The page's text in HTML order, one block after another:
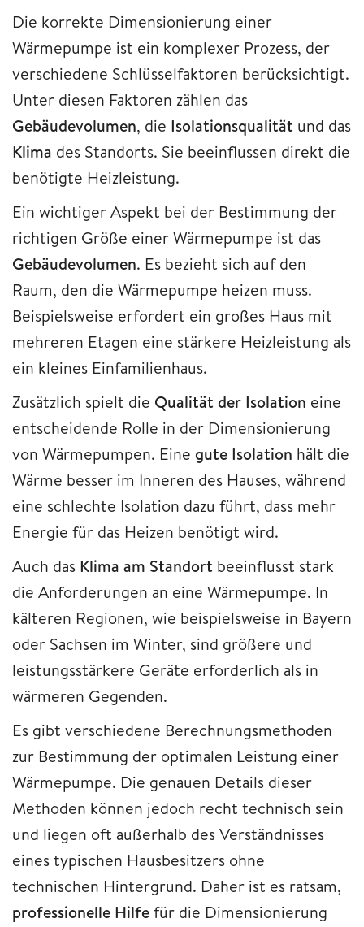
Die korrekte Dimensionierung einer
Wärmepumpe ist ein komplexer Prozess, der
verschiedene Schlüsselfaktoren berücksichtigt.
Unter diesen Faktoren zählen das
Gebäudevolumen, die Isolationsqualität und das
Klima des Standorts. Sie beeinflussen direkt die
benötigte Heizleistung.
Ein wichtiger Aspekt bei der Bestimmung der
richtigen Größe einer Wärmepumpe ist das
Gebäudevolumen. Es bezieht sich auf den
Raum, den die Wärmepumpe heizen muss.
Beispielsweise erfordert ein großes Haus mit
mehreren Etagen eine stärkere Heizleistung als
ein kleines Einfamilienhaus.
Zusätzlich spielt die Qualität der Isolation eine
entscheidende Rolle in der Dimensionierung
von Wärmepumpen. Eine gute Isolation hält die
Wärme besser im Inneren des Hauses, während
eine schlechte Isolation dazu führt, dass mehr
Energie für das Heizen benötigt wird.
Auch das Klima am Standort beeinflusst stark
die Anforderungen an eine Wärmepumpe. In
kälteren Regionen, wie beispielsweise in Bayern
oder Sachsen im Winter, sind größere und
leistungsstärkere Geräte erforderlich als in
wärmeren Gegenden.
Es gibt verschiedene Berechnungsmethoden
zur Bestimmung der optimalen Leistung einer
Wärmepumpe. Die genauen Details dieser
Methoden können jedoch recht technisch sein
und liegen oft außerhalb des Verständnisses
eines typischen Hausbesitzers ohne
technischen Hintergrund. Daher ist es ratsam,
professionelle Hilfefür die Dimensionierung